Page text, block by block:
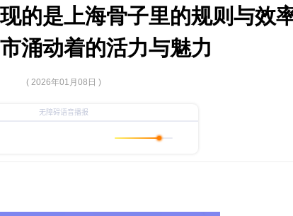
的是上海骨子里的规则与效
涌动着的活力与魅力
( 2026年01月08日 )